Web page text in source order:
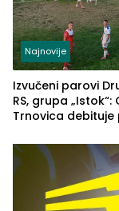
Najnovije
Izvučeni parovi
RS, grupa „Istok“:
Trnovica debituje
Drine HE